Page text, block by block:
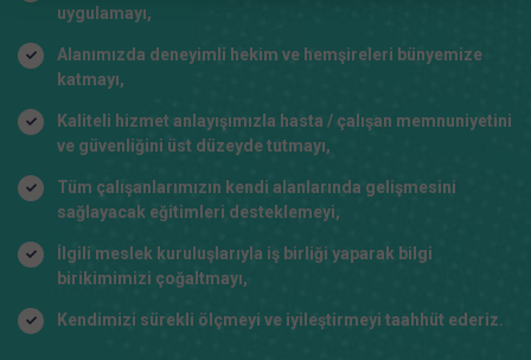
uygulamayı,
Alanımızda deneyimli hekim ve hemşireleri bünyemize
katmayı,
Kaliteli hizmet anlayışımızla hasta / çalışan memnuniyetini
ve güvenliğini üst düzeyde tutmayı,
Tüm çalışanlarımızın kendi alanlarında gelişmesini
sağlayacak eğitimleri desteklemeyi,
İlgili meslek kuruluşlarıyla iş birliği yaparak bilgi
birikimimizi çoğaltmayı,
Kendimizi sürekli ölçmeyi ve iyileştirmeyi taahhüt ederiz.